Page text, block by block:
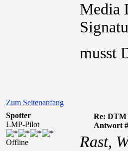
Media
musst
Zum Seitenanfang
Spotter
LMP-Pilot
Offline
Re: DTM
Antwort
Rast,